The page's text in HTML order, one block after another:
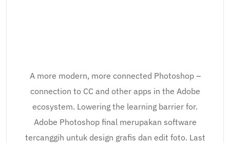
A more modern, more connected Photoshop –
connection to CC and other apps in the Adobe
ecosystem. Lowering the learning barrier for.
Adobe Photoshop final merupakan software
tercanggih untuk design grafis dan edit foto. Last